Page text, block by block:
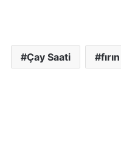
Çay Saati fırın